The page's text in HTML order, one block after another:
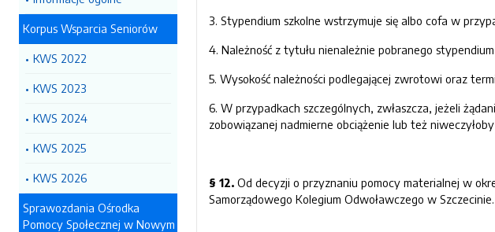
Korpus Wsparcia Seniorów
KWS 2022
KWS 2023
KWS 2024
KWS 2025
KWS 2026
Sprawozdania Ośrodka
Pomocy Społecznej w Nowym
3. Stypendium szkolne wstrzymuje się albo cofa w
4. Należność z tytułu nienależnie pobranego
5. Wysokość należności podlegającej zwrotowi oraz
6. W przypadkach szczególnych, zwłaszcza, jeżeli
zobowiązanej nadmierne obciążenie lub też
§ 12. Od decyzji o przyznaniu pomocy materialnej w
Samorządowego Kolegium Odwoławczego w Szczecinie.